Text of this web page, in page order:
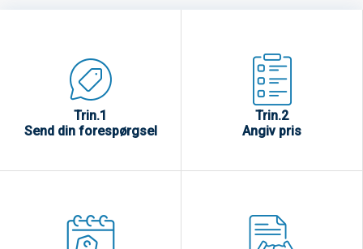
Trin.1
Send din forespørgsel
Trin.2
Angiv pris